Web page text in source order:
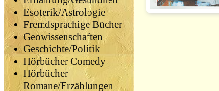
Esoterik/Astrologie
Fremdsprachige Bücher
Geowissenschaften
Geschichte/Politik
Hörbücher Comedy
Hörbücher
Romane/Erzählungen